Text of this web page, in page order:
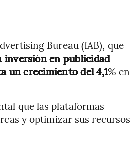
Bureau (IAB), que
inversión en publicidad
un crecimiento del 4,1% en
que las plataformas
y optimizar sus recursos